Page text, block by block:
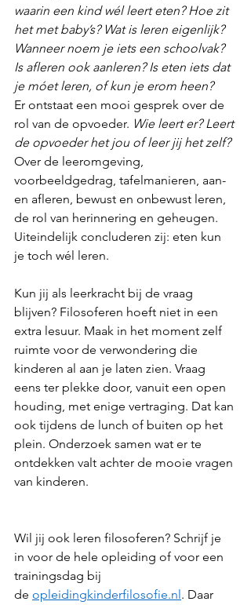
waarin een kind wél leert eten? Hoe zit
het met baby’s? Wat is leren eigenlijk?
Wanneer noem je iets een schoolvak?
Is afleren ook aanleren? Is eten iets dat
je móet leren, of kun je erom heen?
Er ontstaat een mooi gesprek over de
rol van de opvoeder. Wie leert er? Leert
de opvoeder het jou of leer jij het zelf?
Over de leeromgeving,
voorbeeldgedrag, tafelmanieren, aan-
en afleren, bewust en onbewust leren,
de rol van herinnering en geheugen.
Uiteindelijk concluderen zij: eten kun
je toch wél leren.
Kun jij als leerkracht bij de vraag
blijven? Filosoferen hoeft niet in een
extra lesuur. Maak in het moment zelf
ruimte voor de verwondering die
kinderen al aan je laten zien. Vraag
eens ter plekke door, vanuit een open
houding, met enige vertraging. Dat kan
ook tijdens de lunch of buiten op het
plein. Onderzoek samen wat er te
ontdekken valt achter de mooie vragen
van kinderen.
Wil jij ook leren filosoferen? Schrijf je
in voor de hele opleiding of voor een
trainingsdag bij
de opleidingkinderfilosofie.nl . Daar